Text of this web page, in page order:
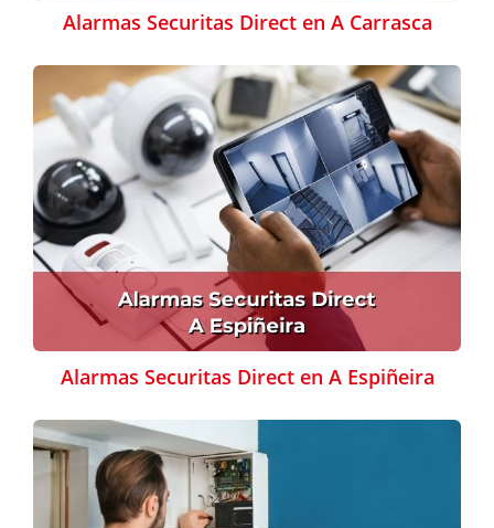
Alarmas Securitas Direct en A Carrasca
Alarmas Securitas Direct en A Espiñeira